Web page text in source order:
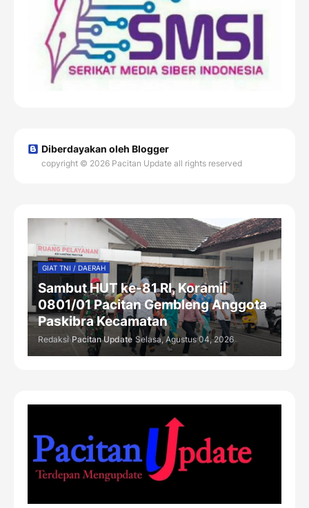
Diberdayakan oleh Blogger
copyright © 2026 Pacitan Update all rights reserved
GIAT TNI / DAERAH
Sambut HUT ke-81 RI, Koramil
0801/01 Pacitan Gembleng Anggota
Paskibra Kecamatan
Redaksi Pacitan Update Selasa, Agustus 04, 2026